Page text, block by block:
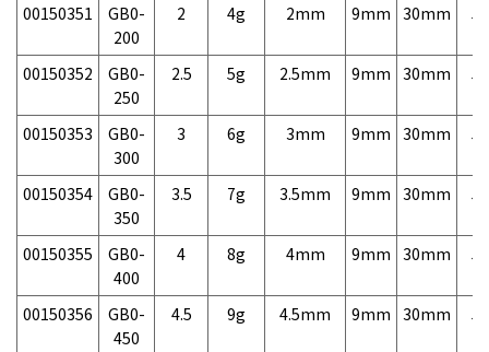
00150351
GB0-
200
2 4g 2mm 9mm 30mm
00150352
GB0-
250
2.5 5g 2.5mm 9mm 30mm
00150353
GB0-
300
3 6g 3mm 9mm 30mm
00150354
GB0-
350
3.5 7g 3.5mm 9mm 30mm
00150355
GB0-
400
4 8g 4mm 9mm 30mm
00150356
GB0-
450
4.5 9g 4.5mm 9mm 30mm